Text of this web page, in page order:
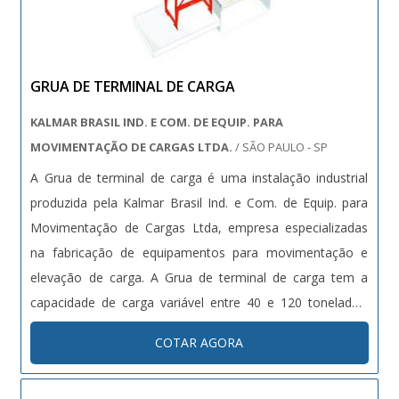
modernos, que se ajustam a sua necessidade. A Bento
o sucesso dos clientes de ponta a ponta..
GRUA DE TERMINAL DE CARGA
KALMAR BRASIL IND. E COM. DE EQUIP. PARA
MOVIMENTAÇÃO DE CARGAS LTDA. / SÃO PAULO - SP
A Grua de terminal de carga é uma instalação industrial
produzida pela Kalmar Brasil Ind. e Com. de Equip. para
Movimentação de Cargas Ltda, empresa especializadas
na fabricação de equipamentos para movimentação e
elevação de carga. A Grua de terminal de carga tem a
capacidade de carga variável entre 40 e 120 toneladas.
Solicite agora mesmo orçamento para a Grua de terminal
de carga acessando o link abaixo. Para mais informações
sobre o produto....
COTAR AGORA